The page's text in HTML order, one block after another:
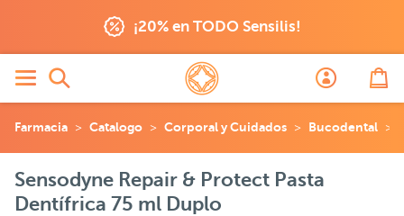
¡20% en TODO Sensilis!
Farmacia Catalogo Corporal y Cuidados Bucodental
Sensodyne Repair & Protect Pasta
Dentífrica 75 ml Duplo